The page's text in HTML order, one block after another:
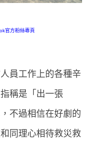
官方粉絲專頁
員工作上的各種辛
稱是「出一張
不過相信在好劇的
同理心相待救災救